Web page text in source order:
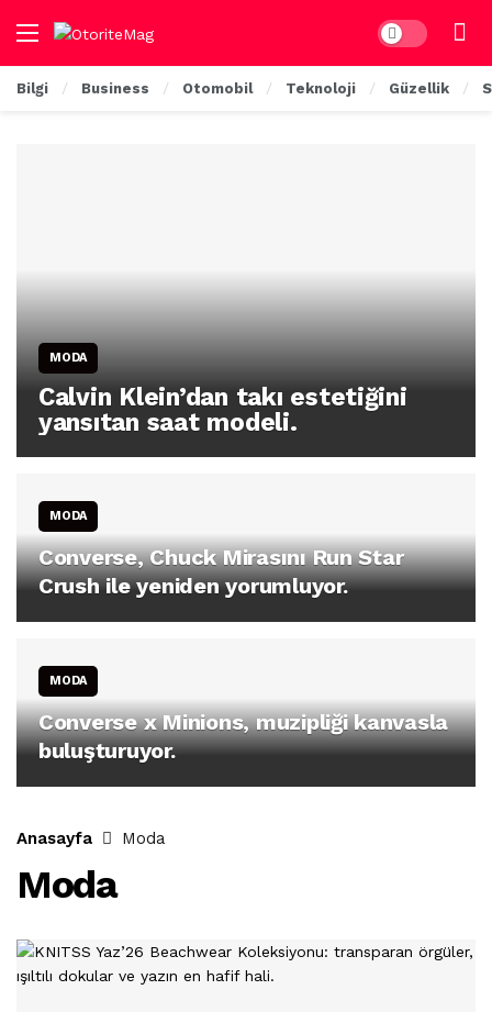
Dark mode
Bilgi Business Otomobil Teknoloji Güzellik
MODA
Calvin Klein’dan takı estetiğini
yansıtan saat modeli.
MODA
Converse, Chuck Mirasını Run Star
Crush ile yeniden yorumluyor.
MODA
Converse x Minions, muzipliği kanvasla
buluşturuyor.
Anasayfa Moda
Moda